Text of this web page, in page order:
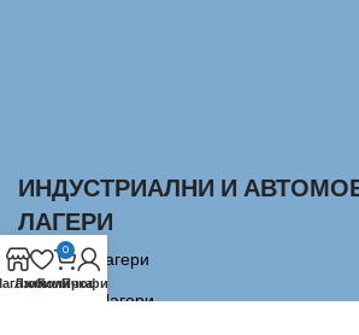
ИНДУСТРИАЛНИ И
ЛАГЕРИ
Сачмени лагери
Аксиални Лагери
Любими
0
Количка
Профил